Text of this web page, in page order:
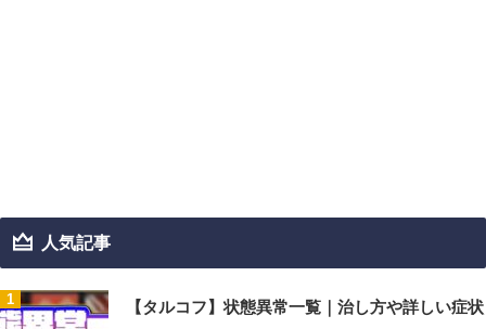
人気記事
【タルコフ】状態異常一覧｜治し方や詳しい症状